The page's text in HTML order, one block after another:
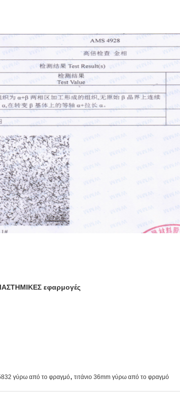
εφαρμογές
γύρω από το φραγμό, τιτάνιο 36mm γύρω από το φραγμό